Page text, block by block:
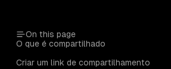
On this page
O que é compartilhado
Criar um link de compartilhamento